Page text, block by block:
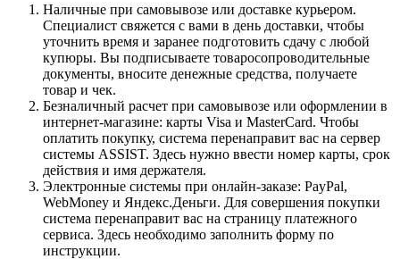
Наличные при самовывозе или доставке курьером.
Специалист свяжется с вами в день доставки, чтобы
уточнить время и заранее подготовить сдачу с любой
купюры. Вы подписываете товаросопроводительные
документы, вносите денежные средства, получаете
товар и чек.
Безналичный расчет при самовывозе или оформлении в
интернет-магазине: карты Visa и MasterCard. Чтобы
оплатить покупку, система перенаправит вас на сервер
системы ASSIST. Здесь нужно ввести номер карты, срок
действия и имя держателя.
Электронные системы при онлайн-заказе: PayPal,
WebMoney и Яндекс.Деньги. Для совершения покупки
система перенаправит вас на страницу платежного
сервиса. Здесь необходимо заполнить форму по
инструкции.